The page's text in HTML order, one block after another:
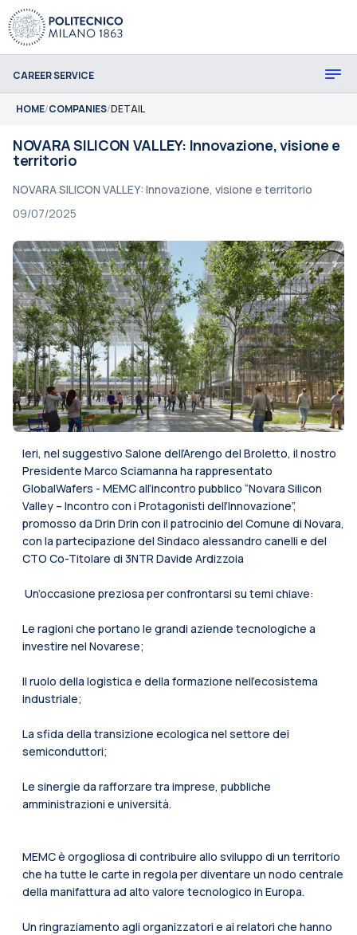
CAREER SERVICE
HOME/COMPANIES/DETAIL
NOVARA SILICON VALLEY: Innovazione, visione e
territorio
NOVARA SILICON VALLEY: Innovazione, visione e territorio
09/07/2025
Ieri, nel suggestivo Salone dell’Arengo del Broletto, il nostro
Presidente Marco Sciamanna ha rappresentato
GlobalWafers - MEMC all’incontro pubblico “Novara Silicon
Valley – Incontro con i Protagonisti dell’Innovazione”,
promosso da Drin Drin con il patrocinio del Comune di Novara,
con la partecipazione del Sindaco alessandro canelli e del
CTO Co-Titolare di 3NTR Davide Ardizzoia
️ Un’occasione preziosa per confrontarsi su temi chiave:
Le ragioni che portano le grandi aziende tecnologiche a
investire nel Novarese;
Il ruolo della logistica e della formazione nell’ecosistema
industriale;
La sfida della transizione ecologica nel settore dei
semiconduttori;
Le sinergie da rafforzare tra imprese, pubbliche
amministrazioni e università.
MEMC è orgogliosa di contribuire allo sviluppo di un territorio
che ha tutte le carte in regola per diventare un nodo centrale
della manifattura ad alto valore tecnologico in Europa.
Un ringraziamento agli organizzatori e ai relatori che hanno